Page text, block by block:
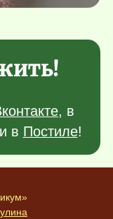
, в
в Постиле!